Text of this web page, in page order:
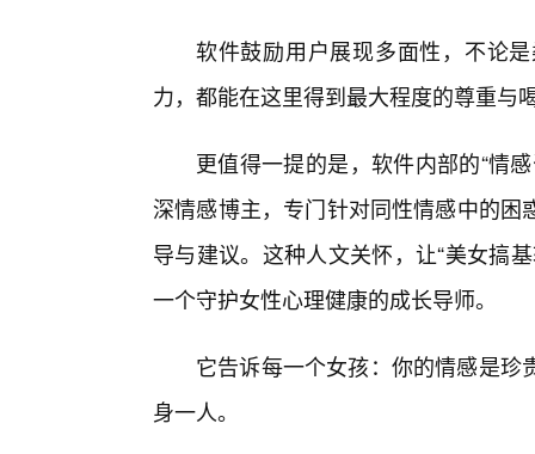
软件鼓励用户展现多面性，不论
力，都能在这里得到最大程度的尊重与
更值得一提的是，软件内部的“情
深情感博主，专门针对同性情感中的
导与建议。这种人文关怀，让“美女搞
一个守护女性心理健康的成长导师。
它告诉每一个女孩：你的情感是
身一人。